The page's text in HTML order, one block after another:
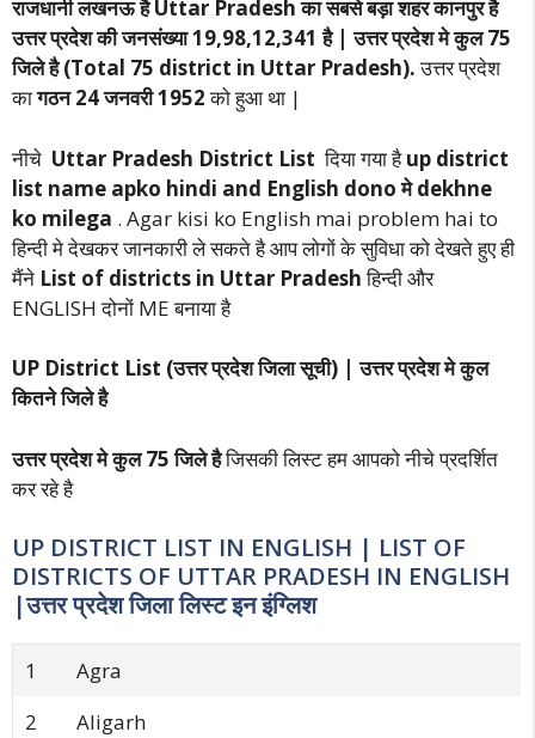
राजधानी लखनऊ हैUttar Pradeshका सबसे बड़ा शहर कानपुर है
उत्तर प्रदेश की जनसंख्या 19,98,12,341 है | उत्तर प्रदेश मे कुल 75
जिले है (Total 75 district in Uttar Pradesh).उत्तर प्रदेश
कागठन 24 जनवरी 1952को हुआ था |
नीचे Uttar Pradesh District Listदिया गया हैup district
list name apko hindi and English dono मे dekhne
ko milega . Agar kisi ko English mai problem hai to
हिन्दी मे देखकर जानकारी ले सकते है आप लोगों के सुविधा को देखते हुए ही
मैंने List of districts in Uttar Pradeshहिन्दी और
ENGLISH दोनों ME बनाया है
UP District List (उत्तर प्रदेश जिला सूची) |उत्तर प्रदेश मे कुल
कितने जिले है
उत्तर प्रदेश मे कुल 75 जिले हैजिसकी लिस्ट हम आपको नीचे प्रदर्शित
कर रहे है
UP DISTRICT LIST IN ENGLISH | LIST OF
DISTRICTS OF UTTAR PRADESH IN ENGLISH
|उत्तर प्रदेश जिला लिस्टइन इंग्लिश
1
Agra
2
Aligarh